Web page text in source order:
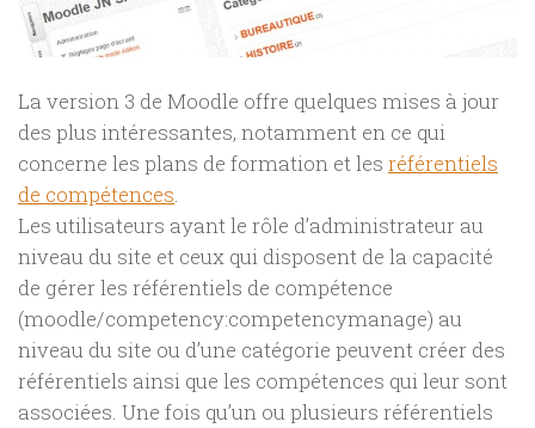
La version 3 de Moodle offre quelques mises à jour
des plus intéressantes, notamment en ce qui
concerne les plans de formation et les référentiels
de compétences.
Les utilisateurs ayant le rôle d’administrateur au
niveau du site et ceux qui disposent de la capacité
de gérer les référentiels de compétence
(moodle/competency:competencymanage) au
niveau du site ou d’une catégorie peuvent créer des
référentiels ainsi que les compétences qui leur sont
associées. Une fois qu’un ou plusieurs référentiels